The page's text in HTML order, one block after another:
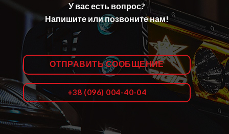
У вас есть вопрос?
Напишите или позвоните нам!
ОТПРАВИТЬ СООБЩЕНИЕ
+38 (096) 004-40-04